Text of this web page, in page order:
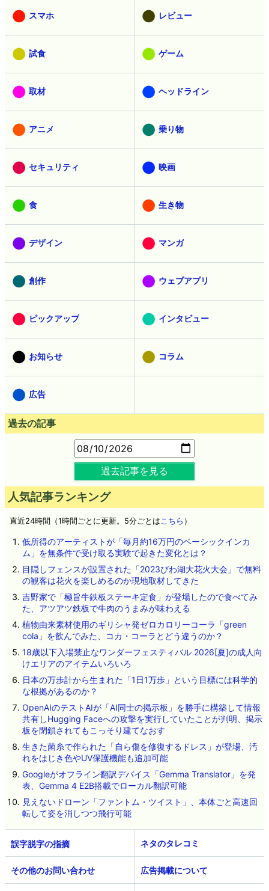
スマホ レビュー
試食 ゲーム
取材 ヘッドライン
アニメ 乗り物
セキュリティ 映画
食 生き物
デザイン マンガ
創作 ウェブアプリ
ピックアップ インタビュー
お知らせ コラム
広告
過去の記事
過去記事を見る
人気記事ランキング
直近24時間（1時間ごとに更新。5分ごとは こちら ）
低所得のアーティストが「毎月約16万円のベーシックインカ
ム」を無条件で受け取る実験で起きた変化とは？
目隠しフェンスが設置された「2023びわ湖大花火大会」で無料
の観客は花火を楽しめるのか現地取材してきた
吉野家で「極旨牛鉄板ステーキ定食」が登場したので食べてみ
た、アツアツ鉄板で牛肉のうまみが味わえる
植物由来素材使用のギリシャ発ゼロカロリーコーラ「green
cola」を飲んでみた、コカ・コーラとどう違うのか？
18歳以下入場禁止なワンダーフェスティバル 2026[夏]の成人向
けエリアのアイテムいろいろ
日本の万歩計から生まれた「1日1万歩」という目標には科学的
な根拠があるのか？
OpenAIのテストAIが「AI同士の掲示板」を勝手に構築して情報
共有しHugging Faceへの攻撃を実行していたことが判明、掲示
板を閉鎖されてもこっそり建てなおす
生きた菌糸で作られた「自ら傷を修復するドレス」が登場、汚
れをはじき色やUV保護機能も追加可能
Googleがオフライン翻訳デバイス「Gemma Translator」を発
表、Gemma 4 E2B搭載でローカル翻訳可能
見えないドローン「ファントム・ツイスト」、本体ごと高速回
転して姿を消しつつ飛行可能
ネタのタレコミ
その他のお問い合わせ 広告掲載について